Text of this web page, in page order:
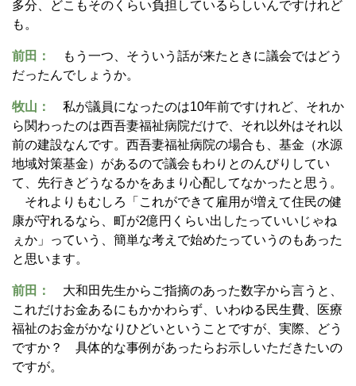
多分、どこもそのくらい負担しているらしいんですけれど
も。
前田：
もう一つ、そういう話が来たときに議会ではどう
だったんでしょうか。
牧山：
私が議員になったのは10年前ですけれど、それか
ら関わったのは西吾妻福祉病院だけで、それ以外はそれ以
前の建設なんです。西吾妻福祉病院の場合も、基金（水源
地域対策基金）があるので議会もわりとのんびりしてい
て、先行きどうなるかをあまり心配してなかったと思う。
それよりもむしろ「これができて雇用が増えて住民の健
康が守れるなら、町が2億円くらい出したっていいじゃね
ぇか」っていう、簡単な考えで始めたっていうのもあった
と思います。
前田：
大和田先生からご指摘のあった数字から言うと、
これだけお金あるにもかかわらず、いわゆる民生費、医療
福祉のお金がかなりひどいということですが、実際、どう
ですか？ 具体的な事例があったらお示しいただきたいの
ですが。